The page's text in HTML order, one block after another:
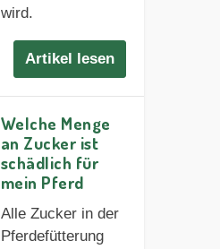
wird.
Artikel lesen
Welche Menge
an Zucker ist
schädlich für
mein Pferd
Alle Zucker in der
Pferdefütterung